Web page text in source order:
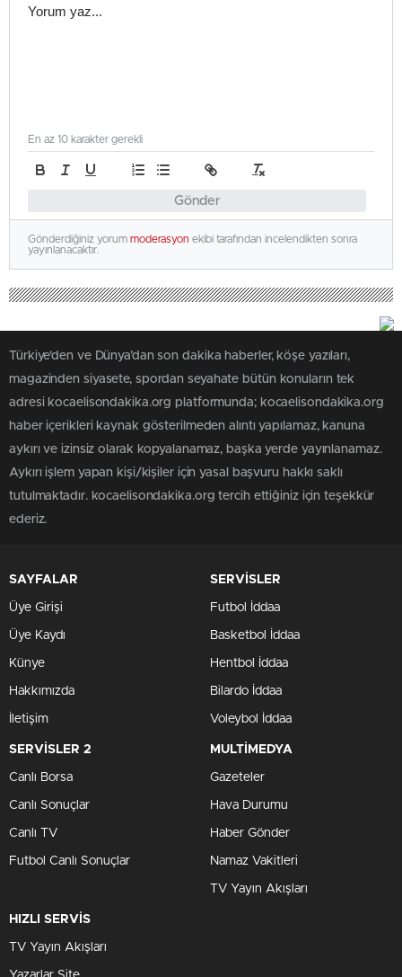
Gönder
En az 10 karakter gerekli
Gönderdiğiniz yorum moderasyon ekibi tarafından incelendikten sonra
yayınlanacaktır.
Türkiye'den ve Dünya’dan son dakika haberler, köşe yazıları,
magazinden siyasete, spordan seyahate bütün konuların tek
adresi kocaelisondakika.org platformunda; kocaelisondakika.org
haber içerikleri kaynak gösterilmeden alıntı yapılamaz, kanuna
aykırı ve izinsiz olarak kopyalanamaz, başka yerde yayınlanamaz.
Aykırı işlem yapan kişi/kişiler için yasal başvuru hakkı saklı
tutulmaktadır. kocaelisondakika.org tercih ettiğiniz için teşekkür
ederiz.
SAYFALAR
Üye Girişi
Üye Kaydı
Künye
Hakkımızda
İletişim
SERVİSLER
Futbol İddaa
Basketbol İddaa
Hentbol İddaa
Bilardo İddaa
Voleybol İddaa
SERVİSLER 2
Canlı Borsa
Canlı Sonuçlar
Canlı TV
Futbol Canlı Sonuçlar
MULTİMEDYA
Gazeteler
Hava Durumu
Haber Gönder
Namaz Vakitleri
TV Yayın Akışları
HIZLI SERVİS
TV Yayın Akışları